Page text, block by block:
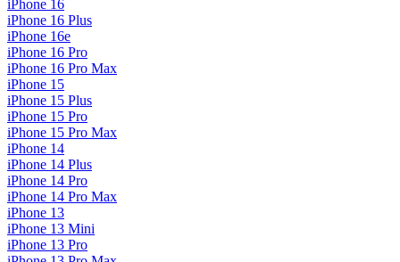
iPhone 16
iPhone 16 Plus
iPhone 16e
iPhone 16 Pro
iPhone 16 Pro Max
iPhone 15
iPhone 15 Plus
iPhone 15 Pro
iPhone 15 Pro Max
iPhone 14
iPhone 14 Plus
iPhone 14 Pro
iPhone 14 Pro Max
iPhone 13
iPhone 13 Mini
iPhone 13 Pro